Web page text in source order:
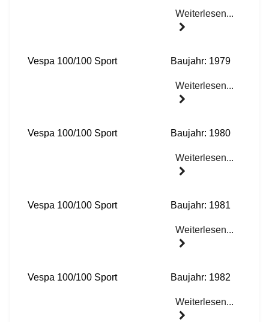
Weiterlesen...
Vespa 100/100 Sport Baujahr: 1979
Weiterlesen...
Vespa 100/100 Sport Baujahr: 1980
Weiterlesen...
Vespa 100/100 Sport Baujahr: 1981
Weiterlesen...
Vespa 100/100 Sport Baujahr: 1982
Weiterlesen...